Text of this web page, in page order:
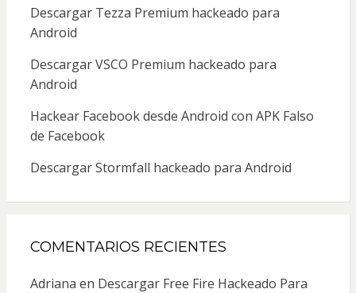
Descargar Tezza Premium hackeado para
Android
Descargar VSCO Premium hackeado para
Android
Hackear Facebook desde Android con APK Falso
de Facebook
Descargar Stormfall hackeado para Android
COMENTARIOS RECIENTES
Adriana en Descargar Free Fire Hackeado Para